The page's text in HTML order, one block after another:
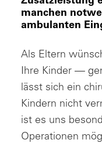
manchen
ambulanten
Als Eltern
Ihre Kinder —
lässt sich ein
Kindern nicht
ist es uns
Operationen